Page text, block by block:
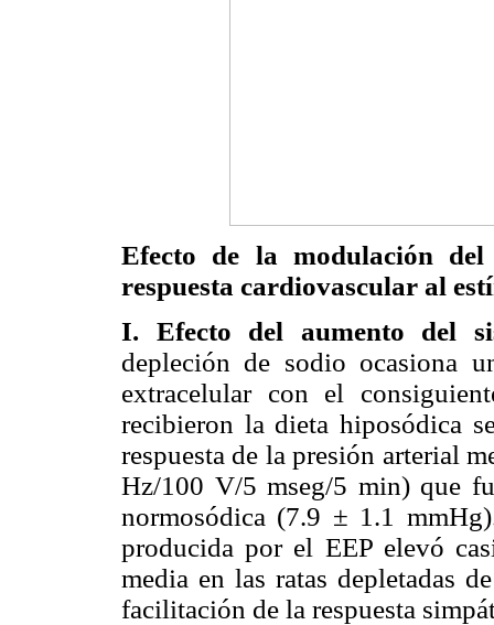
Efecto de la modulación del
respuesta cardiovascular al
I. Efecto del aumento del
depleción de sodio ocasiona
extracelular con el
recibieron la dieta hiposódica
respuesta de la presión arterial
Hz/100 V/5 mseg/5 min) que
normosódica (7.9 ± 1.1
producida por el EEP elevó
media en las ratas depletadas
facilitación de la respuesta